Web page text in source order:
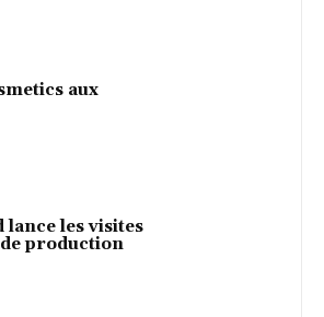
aux
les visites
production